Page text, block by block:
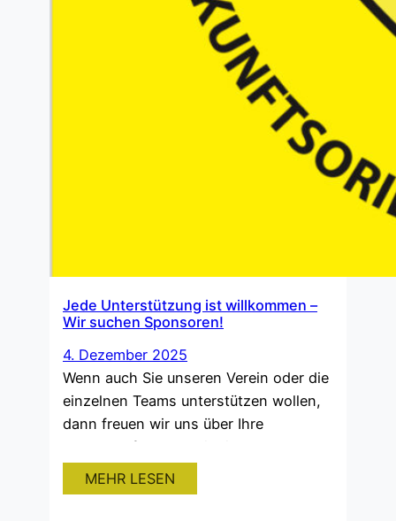
Jede Unterstützung ist willkommen –
Wir suchen Sponsoren!
4. Dezember 2025
Wenn auch Sie unseren Verein oder die
einzelnen Teams unterstützen wollen,
dann freuen wir uns über Ihre
Kontaktaufnahme. Wir sind daran
interessiert mit Ihnen als Sponsor eine
Partnerschaft zu bilden, die sich nicht
MEHR LESEN